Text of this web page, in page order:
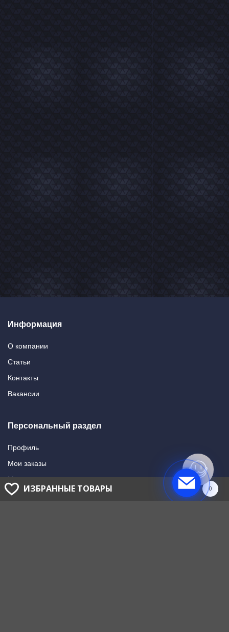
Информация
О компании
Статьи
Контакты
Вакансии
Персональный раздел
Профиль
Мои заказы
Мои подписки
Написать в поддержку
ИЗБРАННЫЕ ТОВАРЫ 0